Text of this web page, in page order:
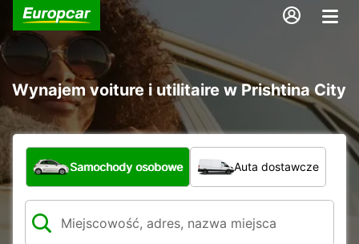
Wynajem voiture i utilitaire w Prishtina City
Jaki typ pojazdu?
Samochody osobowe Auta dostawcze